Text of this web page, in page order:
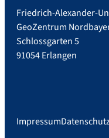
Friedrich-Alexander-
GeoZentrum
Schlossgarten 5
91054 Erlangen
Impressum